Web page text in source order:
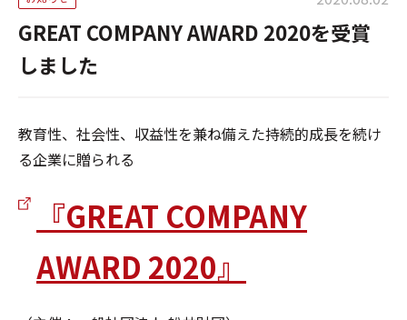
GREAT COMPANY AWARD 2020を受賞
しました
教育性、社会性、収益性を兼ね備えた持続的成長を続け
る企業に贈られる
『GREAT COMPANY
AWARD 2020』